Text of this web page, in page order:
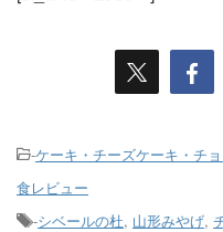
-ケーキ・チーズケーキ・チ
食レビュー
-シベールの杜, 山形みやげ,